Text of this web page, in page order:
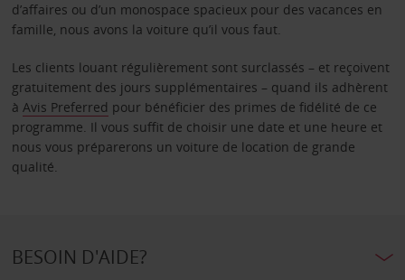
d’affaires ou d’un monospace spacieux pour des vacances en
famille, nous avons la voiture qu’il vous faut.
Les clients louant régulièrement sont surclassés – et reçoivent
gratuitement des jours supplémentaires – quand ils adhèrent
à Avis Preferred pour bénéficier des primes de fidélité de ce
programme. Il vous suffit de choisir une date et une heure et
nous vous préparerons un voiture de location de grande
qualité.
BESOIN D'AIDE?